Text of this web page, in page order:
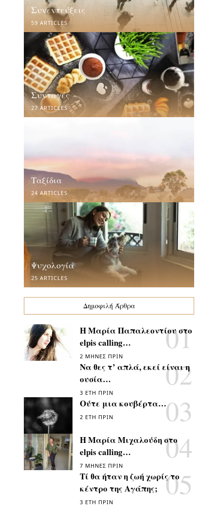
Συνεντεύξεις
59 ARTICLES
Συνταγές
27 ARTICLES
Ταξίδια
24 ARTICLES
Ψυχολογία
25 ARTICLES
Δημοφιλή Άρθρα
Η Μαρία Παπαλεοντίου στο
elpis calling…
2 ΜΉΝΕΣ ΠΡΙΝ
Να θες τ’ απλά, εκεί είναι η
ουσία…
3 ΈΤΗ ΠΡΙΝ
Ούτε μια κουβέρτα…
2 ΈΤΗ ΠΡΙΝ
Η Μαρία Μιχαλούδη στο
elpis calling…
7 ΜΉΝΕΣ ΠΡΙΝ
Τί θα ήταν η ζωή χωρίς το
κέντρο της Αγάπης;
3 ΈΤΗ ΠΡΙΝ